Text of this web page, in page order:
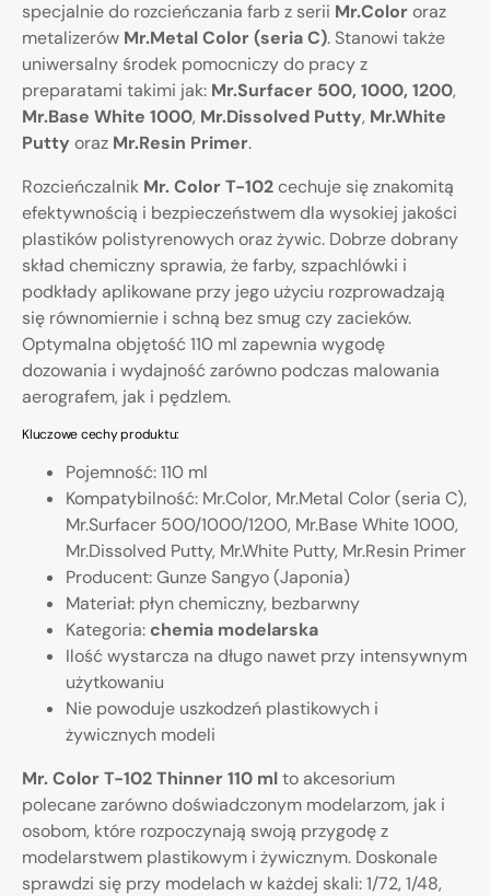
specjalnie do rozcieńczania farb z serii Mr.Colororaz
metalizerów Mr.Metal Color (seria C). Stanowi także
uniwersalny środek pomocniczy do pracy z
preparatami takimi jak: Mr.Surfacer 500, 1000, 1200,
Mr.Base White 1000, Mr.Dissolved Putty, Mr.White
Putty oraz Mr.Resin Primer.
Rozcieńczalnik Mr. Color T-102cechuje się znakomitą
efektywnością i bezpieczeństwem dla wysokiej jakości
plastików polistyrenowych oraz żywic. Dobrze dobrany
skład chemiczny sprawia, że farby, szpachlówki i
podkłady aplikowane przy jego użyciu rozprowadzają
się równomiernie i schną bez smug czy zacieków.
Optymalna objętość 110 ml zapewnia wygodę
dozowania i wydajność zarówno podczas malowania
aerografem, jak i pędzlem.
Kluczowe cechy produktu:
Pojemność: 110 ml
Kompatybilność: Mr.Color, Mr.Metal Color (seria C),
Mr.Surfacer 500/1000/1200, Mr.Base White 1000,
Mr.Dissolved Putty, Mr.White Putty, Mr.Resin Primer
Producent: Gunze Sangyo (Japonia)
Materiał: płyn chemiczny, bezbarwny
Kategoria: chemia modelarska
Ilość wystarcza na długo nawet przy intensywnym
użytkowaniu
Nie powoduje uszkodzeń plastikowych i
żywicznych modeli
Mr. Color T-102 Thinner 110 mlto akcesorium
polecane zarówno doświadczonym modelarzom, jak i
osobom, które rozpoczynają swoją przygodę z
modelarstwem plastikowym i żywicznym. Doskonale
sprawdzi się przy modelach w każdej skali: 1/72, 1/48,